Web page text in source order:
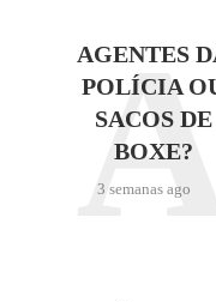
AGENTES
POLÍCIA
SACOS DE
BOXE?
3 semanas ago